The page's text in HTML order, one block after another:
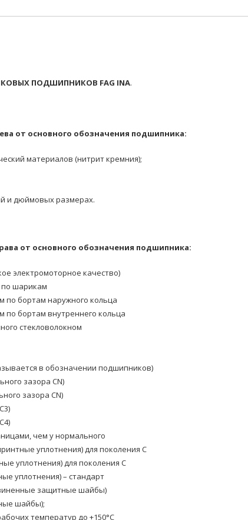
ПОДШИПНИКОВ FAG INA.
от основного обозначения подшипника:
материалов (нитрит кремния);
и дюймовых размерах.
от основного обозначения подшипника:
электромоторное качество)
шарикам
по бортам наружного кольца
бортам внутреннего кольца
стекловолокном
в обозначении подшипников)
зазора CN)
зазора CN)
чем у нормального
уплотнения) для поколения C
уплотнения) для поколения C
уплотнения) – стандарт
защитные шайбы)
шайбы);
температур до +150°C